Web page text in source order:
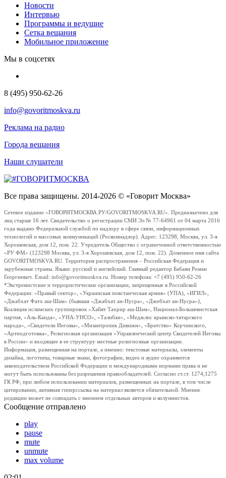
Новости
Интервью
Программы и ведущие
Сетка вещания
Мобильное приложение
Мы в соцсетях
8 (495) 950-62-26
info@govoritmoskva.ru
Реклама на радио
Города вещания
Наши слушатели
Все права защищены. 2014-2026 © «Говорит Москва»
Сетевое издание «ГОВОРИТМОСКВА.РУ/GOVORITMOSKVA.RU». Предназначено для
лиц старше 16 лет. Свидетельство о регистрации СМИ Эл № 77-64961 от 04 марта 2016
года выдано Федеральной службой по надзору в сфере связи, информационных
технологий и массовых коммуникаций (Роскомнадзор). Адрес: 123298, Москва, ул. 3-я
Хорошевская, дом 12, пом. 22. Учредитель Общество с ограниченной ответственностью
«РУ ФМ» (123298 Москва, ул. 3-я Хорошевская, дом 12, пом. 22). Доменное имя сайта
GOVORITMOSKVA.RU. Территория распространения – Российская Федерация и
зарубежные страны. Языки: русский и английский. Главный редактор Бабаян Роман
Георгиевич. Email: info@govoritmoskva.ru. Номер телефона: +7 (495) 950-62-26
*Экстремистские и террористические организации, запрещенные в Российской
Федерации: «Правый сектор», «Украинская повстанческая армия» (УПА), «ИГИЛ»,
«Джабхат Фатх аш-Шам» (бывшая «Джабхат ан-Нусра», «Джебхат ан-Нусра»),
Коалиция исламских группировок «Хайят Тахрир аш-Шам», Национал-Большевистская
партия, «Аль-Каида», «УНА-УНСО», «Талибан», «Меджлис крымско-татарского
народа», «Свидетели Иеговы», «Мизантропик Дивижн», «Братство» Корчинского,
«Артподготовка», Религиозная организация «Управленческий центр Свидетелей Иеговы
в России» и входящие в ее структуру местные религиозные организации.
Информация, размещенная на портале, а именно: текстовые материалы, элементы
дизайна, логотипы, товарные знаки, фотографии, видео и аудио охраняются
законодательством Российской Федерации и международными нормами права и не
могут быть использованы без разрешения правообладателей. Согласно ст.ст. 1274,1275
ГК РФ, при любом использовании материалов, размещенных на портале, в том числе
цитировании, активная гиперссылка на материал является обязательной. Мнение
редакции может не совпадать с мнением отдельных авторов и колумнистов.
Сообщение отправлено
play
pause
mute
unmute
max volume